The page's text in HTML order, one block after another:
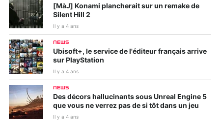
[MàJ] Konami plancherait sur un remake de
Silent Hill 2
Il y a 4 ans
NEWS
Ubisoft+, le service de l'éditeur français arrive
sur PlayStation
Il y a 4 ans
NEWS
Des décors hallucinants sous Unreal Engine 5
que vous ne verrez pas de si tôt dans un jeu
Il y a 4 ans